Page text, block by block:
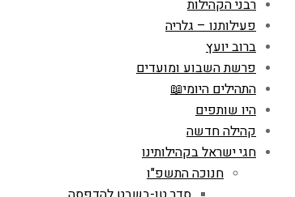
רבני הקהילות
פעילותנו – גלריה
ברוב יועץ
פרשת השבוע ומועדים
התהילים היומי📖
היו שותפים
קהילה חדשה
חגי ישראל בקהילותינו
חנוכה התשפ"ו